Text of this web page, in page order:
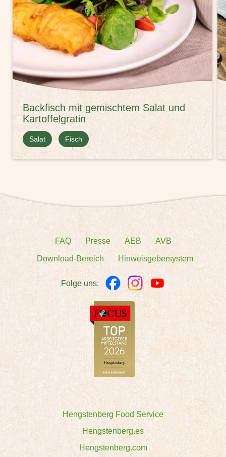
Backfisch mit gemischtem Salat und
Kartoffelgratin
Salat Fisch
FAQ Presse AEB AVB
Download-Bereich Hinweisgebersystem
Folge uns:
Hengstenberg Food Service
Hengstenberg.es
Hengstenberg.com